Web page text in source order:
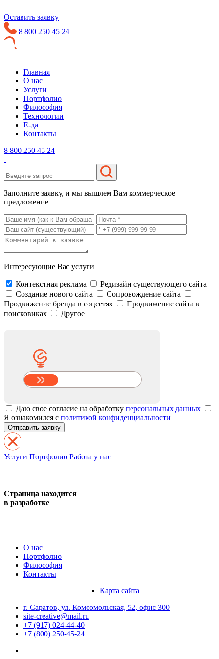
Оставить заявку
8 800 250 45 24
Главная
О нас
Услуги
Портфолио
Философия
Технологии
Е-да
Контакты
8 800 250 45 24
Заполните заявку, и мы вышлем Вам коммерческое
предложение
Интересующие Вас услуги
Контекстная реклама
Редизайн существующего сайта
Создание нового сайта
Сопровождение сайта
Продвижение бренда в соцсетях
Продвижение сайта в
поисковиках
Другое
Даю свое согласие на обработку персональных данных
Я ознакомился с политикой конфиденциальности
Отправить заявку
Услуги Портфолио Работа у нас
Страница находится
в разработке
О нас
Портфолио
Философия
Контакты
Карта сайта
г. Саратов, ул. Комсомольская, 52, офис 300
site-creative@mail.ru
+7 (917) 024-44-40
+7 (800) 250-45-24